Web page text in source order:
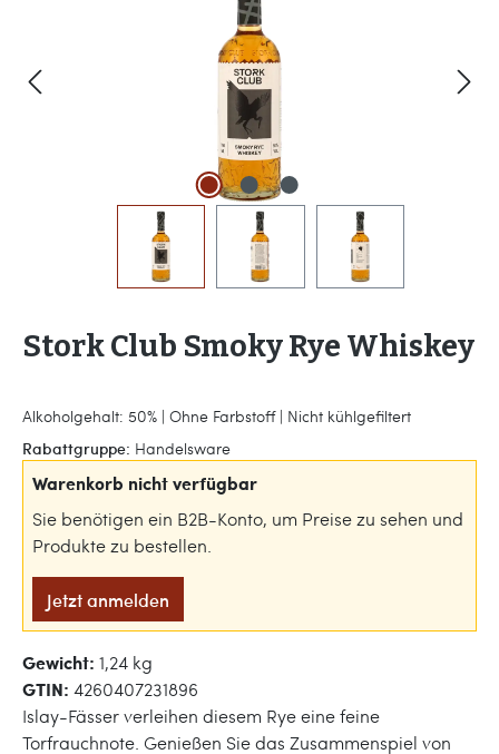
Stork Club Smoky Rye Whiskey
Alkoholgehalt: 50% | Ohne Farbstoff | Nicht kühlgefiltert
Rabattgruppe: Handelsware
Warenkorb nicht verfügbar
Sie benötigen ein B2B-Konto, um Preise zu sehen und
Produkte zu bestellen.
Jetzt anmelden
Gewicht: 1,24 kg
GTIN: 4260407231896
Islay-Fässer verleihen diesem Rye eine feine
Torfrauchnote. Genießen Sie das Zusammenspiel von